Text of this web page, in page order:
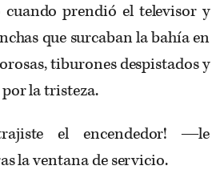
prendió el televisor y
que surcaban la bahía en
tiburones despistados y
la tristeza.
el encendedor! ―le
la ventana de servicio.